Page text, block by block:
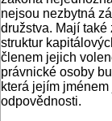
nejsou nezbytná
družstva. Mají
struktur
členem jejich
právnické osoby
která jejím
odpovědnosti.